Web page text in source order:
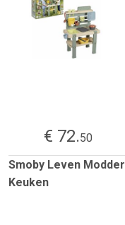
€ 72.50
Smoby Leven Modder
Keuken